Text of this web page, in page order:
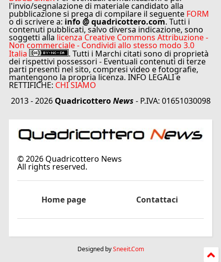
l'invio/segnalazione di materiale candidato alla
pubblicazione si prega di compilare il seguente FORM
o di scrivere a: info @ quadricottero.com. Tutti i
contenuti pubblicati, salvo diversa indicazione, sono
soggetti alla licenza Creative Commons Attribuzione -
Non commerciale - Condividi allo stesso modo 3.0
Italia . Tutti i Marchi citati sono di proprietà
dei rispettivi possessori - Eventuali contenuti di terze
parti presenti nel sito, compresi video e fotografie,
mantengono la propria licenza. INFO LEGALI e
RETTIFICHE: CHI SIAMO
2013 - 2026 QuadricotteroNews - P.IVA: 01651030098
©2026Quadricottero News
All rights reserved.
Home page Contattaci
Designed bySneeit.Com